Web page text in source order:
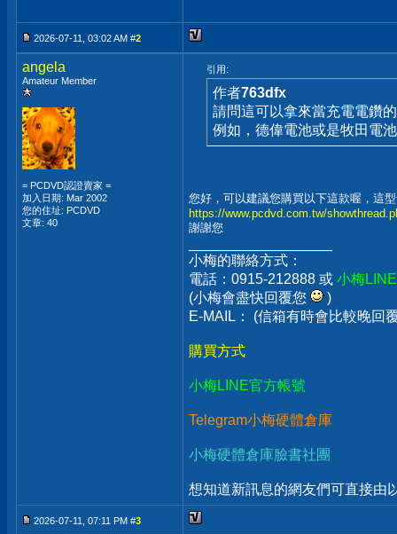
2026-07-11, 03:02 AM #2
angela
Amateur Member
= PCDVD認證賣家 =
加入日期: Mar 2002
您的住址: PCDVD
文章: 40
引用:
作者763dfx
請問這可以拿來當充電電鑽
例如，德偉電池或是牧田電
您好，可以建議您購買以下這款喔，這
https://www.pcdvd.com.tw/
謝謝您
小梅的聯絡方式：
電話：0915-212888 或 小梅
(小梅會盡快回覆您
)
E-MAIL： (信箱有時會比較晚回
購買方式
小梅LINE官方帳號
Telegram小梅硬體倉庫
小梅硬體倉庫臉書社團
想知道新訊息的網友們可直接由
2026-07-11, 07:11 PM #3